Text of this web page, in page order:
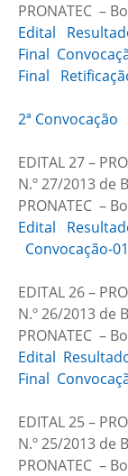
PRONATEC –
Edital
Final
Final
2ª Convocação
EDITAL 27 –
N.º 27/2013 de
PRONATEC –
Edital
Convocação-01
EDITAL 26 –
N.º 26/2013 de
PRONATEC –
Edital
Final
EDITAL 25 –
N.º 25/2013 de
PRONATEC –